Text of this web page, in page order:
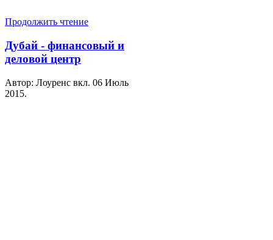
Продолжить чтение
Дубай - финансовый и
деловой центр
Автор: Лоуренс вкл. 06 Июль
2015.